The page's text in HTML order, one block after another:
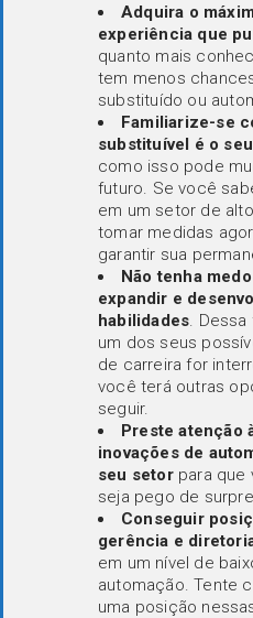
Adquira o
experiência que
quanto mais
tem menos
substituído ou
Familiarize-se
substituível é o
como isso pode
futuro. Se você
em um setor de
tomar medidas
garantir sua
Não tenha
expandir e
habilidades. Dessa
um dos seus
de carreira for
você terá outras
seguir.
Preste atenção
inovações de
seu setorpara que
seja pego de
Conseguir
gerência e
em um nível de
automação. Tente
uma posição